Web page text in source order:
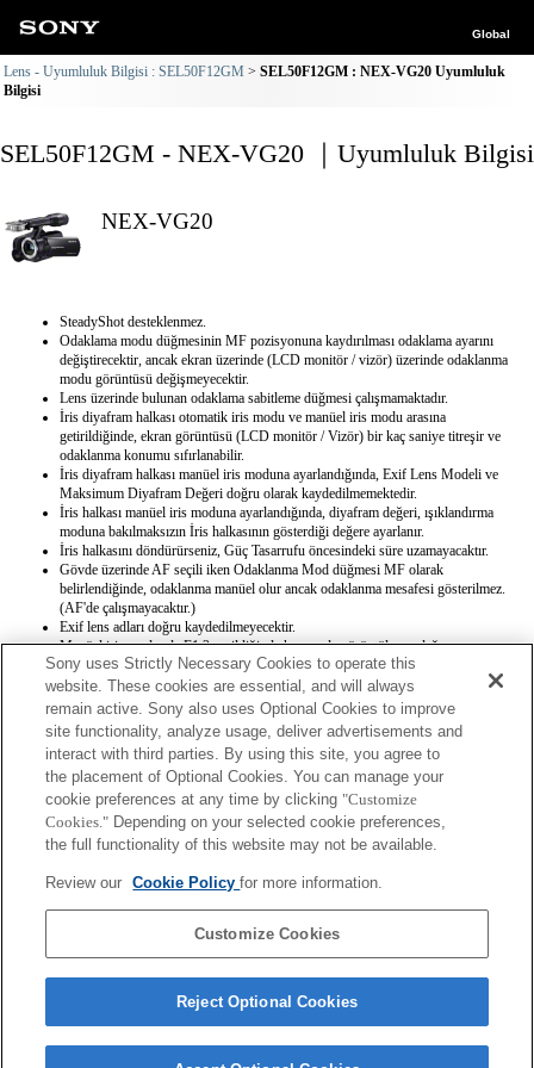
Global
Lens - Uyumluluk Bilgisi : SEL50F12GM
SEL50F12GM : NEX-VG20 Uyumluluk
Bilgisi
SEL50F12GM - NEX-VG20 ｜Uyumluluk Bilgisi
NEX-VG20
SteadyShot desteklenmez.
Odaklama modu düğmesinin MF pozisyonuna kaydırılması odaklama ayarını
değiştirecektir, ancak ekran üzerinde (LCD monitör / vizör) üzerinde odaklanma
modu görüntüsü değişmeyecektir.
Lens üzerinde bulunan odaklama sabitleme düğmesi çalışmamaktadır.
İris diyafram halkası otomatik iris modu ve manüel iris modu arasına
getirildiğinde, ekran görüntüsü (LCD monitör / Vizör) bir kaç saniye titreşir ve
odaklanma konumu sıfırlanabilir.
İris diyafram halkası manüel iris moduna ayarlandığında, Exif Lens Modeli ve
Maksimum Diyafram Değeri doğru olarak kaydedilmemektedir.
İris halkası manüel iris moduna ayarlandığında, diyafram değeri, ışıklandırma
moduna bakılmaksızın İris halkasının gösterdiği değere ayarlanır.
İris halkasını döndürürseniz, Güç Tasarrufu öncesindeki süre uzamayacaktır.
Gövde üzerinde AF seçili iken Odaklanma Mod düğmesi MF olarak
belirlendiğinde, odaklanma manüel olur ancak odaklanma mesafesi gösterilmez.
(AF'de çalışmayacaktır.)
Exif lens adları doğru kaydedilmeyecektir.
Manüel iris modunda F1.2 seçildiğinde kamerada görüntülenen değer ve
kaydedilen Exif değeri F1.3'tür ancak çekim için kullanılan gerçek diyafram değeri
F1.2'dir.
Otomatik iris modunda F1.7 seçildiğinde kaydedilen Exif değeri F1.7'dir ancak
çekim için kullanılan gerçek diyafram değeri F1.8'dir.
Manüel iris modunda F1.8 seçildiğinde kamerada görüntülenen değer ve
kaydedilen Exif değeri F1.7'tür ancak çekim için kullanılan gerçek diyafram değeri
F1.8'dir.
Kameranın pozlama adımı 0,3 duraklama esasına göre ayarlandığında özel tutma
ayarı olarak bir F1.2 diyafram değeri kaydetmek mümkün değildir. Pozlama adımı
0,5 duraklama esasına göre ayarlandığında bir F1.2 diyafram değeri
Pozlama adımı 0,3 duraklama esasına göre ayarlandığında Imaging Edge Mobile
veya Imaging Edge Desktop (Remote)'tan bir F1.2 veya F1.3 diyafram değeri
ayarlamak mümkün değildir.
Sony uses Strictly Necessary Cookies to operate this
website. These cookies are essential, and will always
remain active. Sony also uses Optional Cookies to improve
site functionality, analyze usage, deliver advertisements and
interact with third parties. By using this site, you agree to
the placement of Optional Cookies. You can manage your
cookie preferences at any time by clicking "Customize
Cookies." Depending on your selected cookie preferences,
the full functionality of this website may not be available.
Review our Cookie Policyfor more information.
Customize Cookies
Reject Optional Cookies